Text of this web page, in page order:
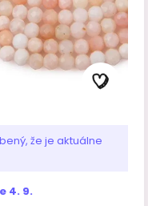
že je aktuálne
4. 9.